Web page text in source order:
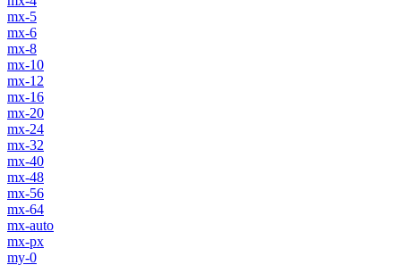
mx-5
mx-6
mx-8
mx-10
mx-12
mx-16
mx-20
mx-24
mx-32
mx-40
mx-48
mx-56
mx-64
mx-auto
mx-px
my-0